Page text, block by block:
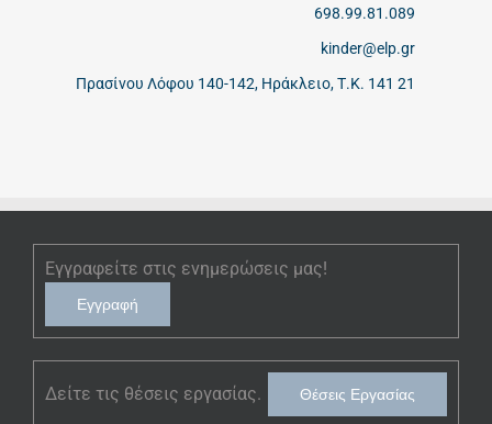
698.99.81.089
kinder@elp.gr
Πρασίνου Λόφου 140-142, Ηράκλειο, Τ.Κ. 141 21
Εγγραφείτε στις ενημερώσεις μας!
Εγγραφή
Δείτε τις θέσεις εργασίας. Θέσεις Εργασίας